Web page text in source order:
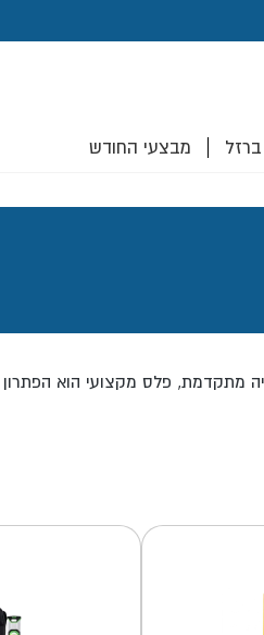
ברזל מבצעי החודש
מתקדמת, פלס מקצועי הוא